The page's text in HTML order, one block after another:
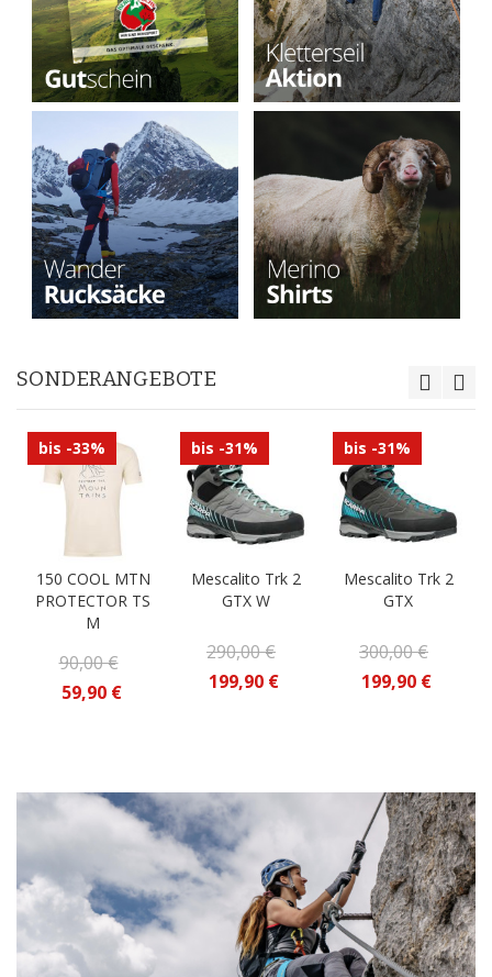
SONDERANGEBOTE
bis -33%
150 COOL MTN
PROTECTOR TS
M
90,00 €
59,90 €
bis -31%
Mescalito Trk 2
GTX W
290,00 €
199,90 €
bis -31%
Mescalito Trk 2
GTX
300,00 €
199,90 €